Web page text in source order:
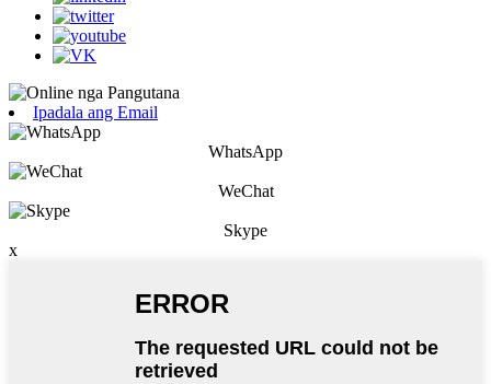
Ipadala ang Email
WhatsApp
WeChat
Skype
x